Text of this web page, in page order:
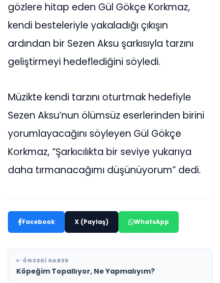
gözlere hitap eden Gül Gökçe Korkmaz,
kendi besteleriyle yakaladığı çıkışın
ardından bir Sezen Aksu şarkısıyla tarzını
geliştirmeyi hedeflediğini söyledi.
Müzikte kendi tarzını oturtmak hedefiyle
Sezen Aksu’nun ölümsüz eserlerinden birini
yorumlayacağını söyleyen Gül Gökçe
Korkmaz, “Şarkıcılıkta bir seviye yukarıya
daha tırmanacağımı düşünüyorum” dedi.
Facebook X (Paylaş) WhatsApp
ÖNCEKI HABER
Köpeğim Topallıyor, Ne Yapmalıyım?